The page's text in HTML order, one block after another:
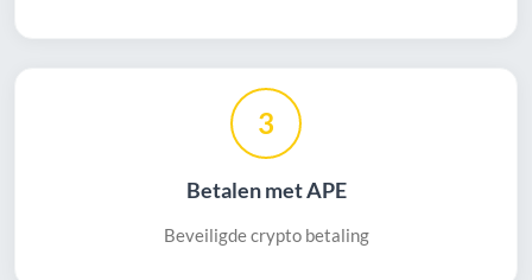
3
Betalen met APE
Beveiligde crypto betaling